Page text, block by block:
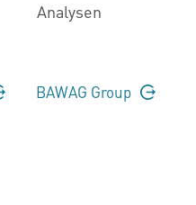
Analysen
BAWAG Group